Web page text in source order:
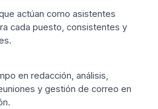
actúan como asistentes
cada puesto, consistentes y
en redacción, análisis,
y gestión de correo en